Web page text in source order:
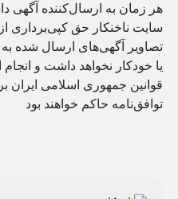
هر زمان به ارسال‌کننده آگهی
سایت ناخنکار حق کپی‌برداری
تصاویر آگهی‌های ارسال شده
یا خودکار نخواهد داشت و انجام
قوانین جمهوری اسلامی ایران بر
توافق‌نامه حاکم خواهند بود